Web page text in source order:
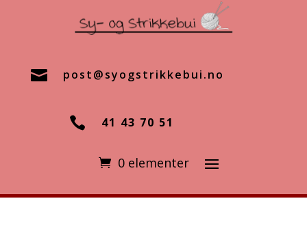
 post@syogstrikkebui.no
 41 43 70 51
0 elementer